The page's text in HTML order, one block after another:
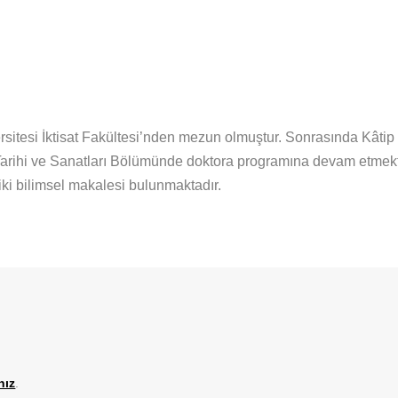
İktisat Fakültesi’nden mezun olmuştur. Sonrasında
ve Sanatları Bölümünde doktora programına devam
bilimsel makalesi bulunmaktadır.
.